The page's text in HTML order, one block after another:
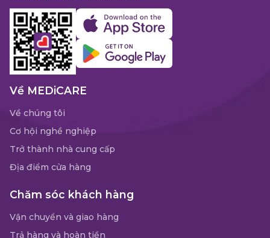
Về MEDiCARE
Về chúng tôi
Cơ hội nghề nghiệp
Trở thành nhà cung cấp
Địa điểm cửa hàng
Chăm sóc khách hàng
Vận chuyển và giao hàng
Trả hàng và hoàn tiền